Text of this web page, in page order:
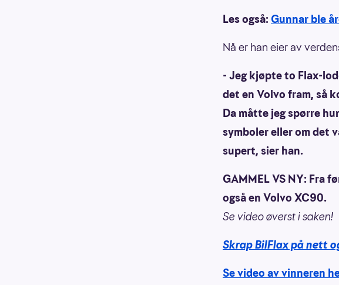
Les også: Gunnar ble
Nå er han eier av
- Jeg kjøpte to Flax-
det en Volvo fram, så
Da måtte jeg spørre
symboler eller om det
supert, sier han.
GAMMEL VS NY: Fra
også en Volvo XC90.
Se video øverst i saken!
Skrap BilFlax på nett
Se video av vinneren